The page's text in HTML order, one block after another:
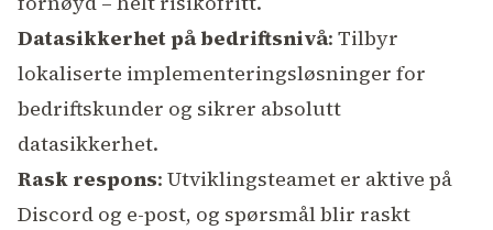
Datasikkerhet på bedriftsnivå: Tilbyr
lokaliserte implementeringsløsninger for
bedriftskunder og sikrer absolutt
datasikkerhet.
Rask respons: Utviklingsteamet er aktive på
Discord og e-post, og spørsmål blir raskt